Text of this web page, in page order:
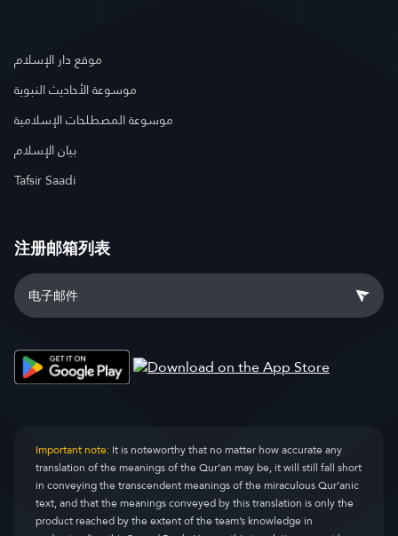
موقع دار الإسلام
موسوعة الأحاديث النبوية
موسوعة المصطلحات الإسلامية
بيان الإسلام
Tafsir Saadi
注册邮箱列表
Important note:It is noteworthy that no matter how accurate any
translation of the meanings of the Qur’an may be, it will still fall short
in conveying the transcendent meanings of the miraculous Qur’anic
text, and that the meanings conveyed by this translation is only the
product reached by the extent of the team’s knowledge in